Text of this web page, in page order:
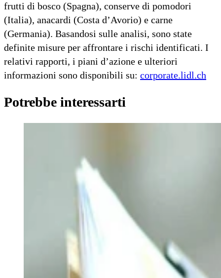
frutti di bosco (Spagna), conserve di pomodori
(Italia), anacardi (Costa d’Avorio) e carne
(Germania). Basandosi sulle analisi, sono state
definite misure per affrontare i rischi identificati. I
relativi rapporti, i piani d’azione e ulteriori
informazioni sono disponibili su: corporate.lidl.ch
Potrebbe interessarti